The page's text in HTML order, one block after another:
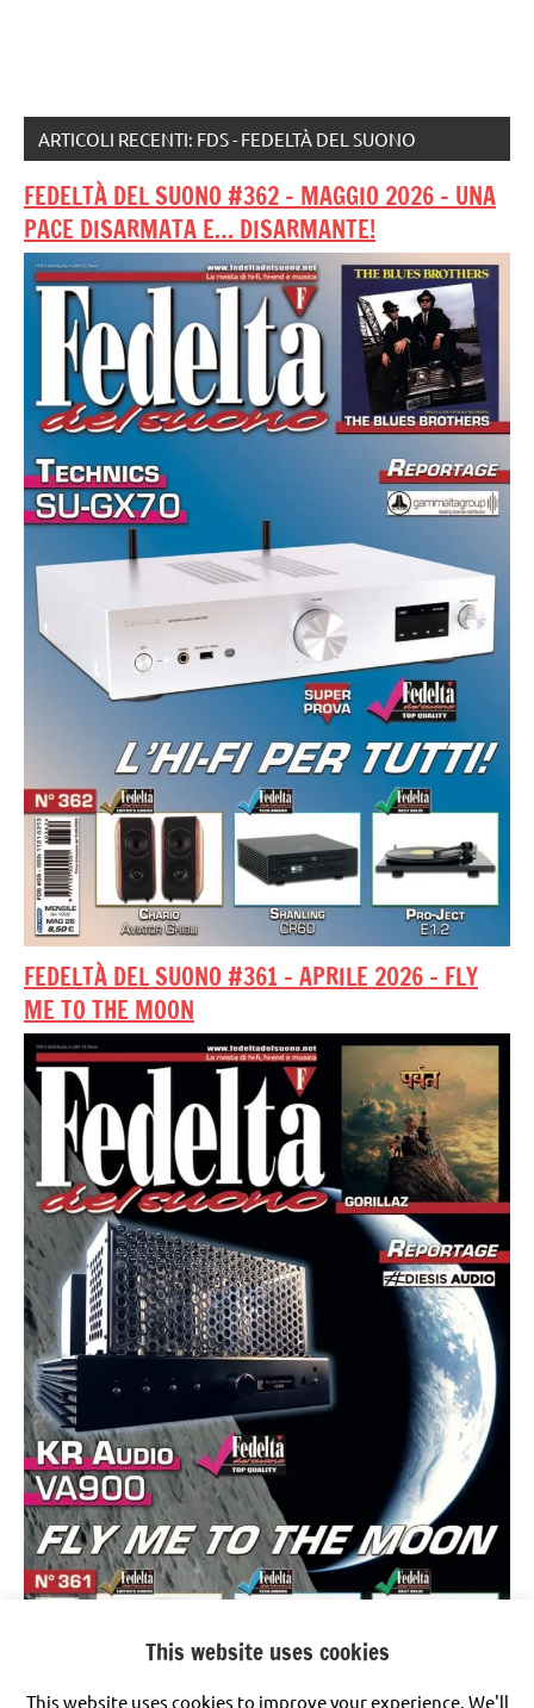
ARTICOLI RECENTI: FDS - FEDELTÀ DEL SUONO
FEDELTÀ DEL SUONO #362 – MAGGIO 2026 – UNA
PACE DISARMATA E… DISARMANTE!
FEDELTÀ DEL SUONO #361 – APRILE 2026 – FLY
ME TO THE MOON
This website uses cookies
This website uses cookies to improve your experience. We'll